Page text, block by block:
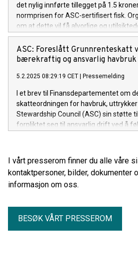
det nylig innførte tillegget på 1.5
normprisen for ASC-sertifisert fisk.
om at dette vil få alvorlige og
for norsk oppdrettsnæring.
ASC: Foreslått Grunnrenteskatt
bærekraftig og ansvarlig havbruk
5.2.2025 08:29:19 CET | Pressemelding
I et brev til Finansdepartementet om
skatteordningen for havbruk,
Stewardship Council (ASC) sin støtte
forpliktet seg til ansvarlig drift ved å
I vårt presserom finner du alle våre
kontaktpersoner, bilder, dokumenter
informasjon om oss.
BESØK VÅRT PRESSEROM